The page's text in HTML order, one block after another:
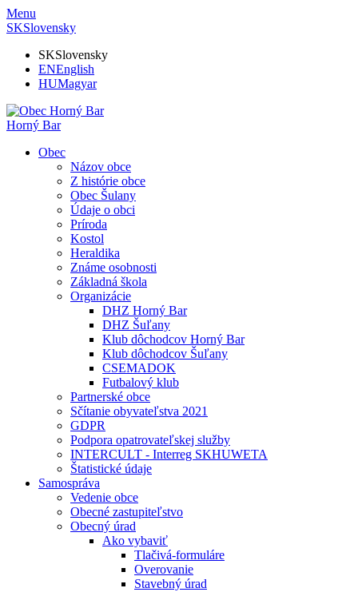
Menu
SKSlovensky
SKSlovensky
ENEnglish
HUMagyar
Horný Bar
Obec
Názov obce
Z histórie obce
Obec Šulany
Údaje o obci
Príroda
Kostol
Heraldika
Známe osobnosti
Základná škola
Organizácie
DHZ Horný Bar
DHZ Šuľany
Klub dôchodcov Horný Bar
Klub dôchodcov Šuľany
CSEMADOK
Futbalový klub
Partnerské obce
Sčítanie obyvateľstva 2021
GDPR
Podpora opatrovateľskej služby
INTERCULT - Interreg SKHUWETA
Štatistické údaje
Samospráva
Vedenie obce
Obecné zastupiteľstvo
Obecný úrad
Ako vybaviť
Tlačivá-formuláre
Overovanie
Stavebný úrad